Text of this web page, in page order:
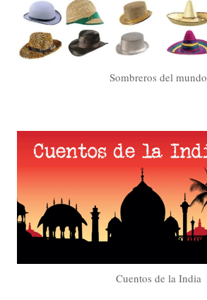
Sombreros del mundo
Cuentos de la India